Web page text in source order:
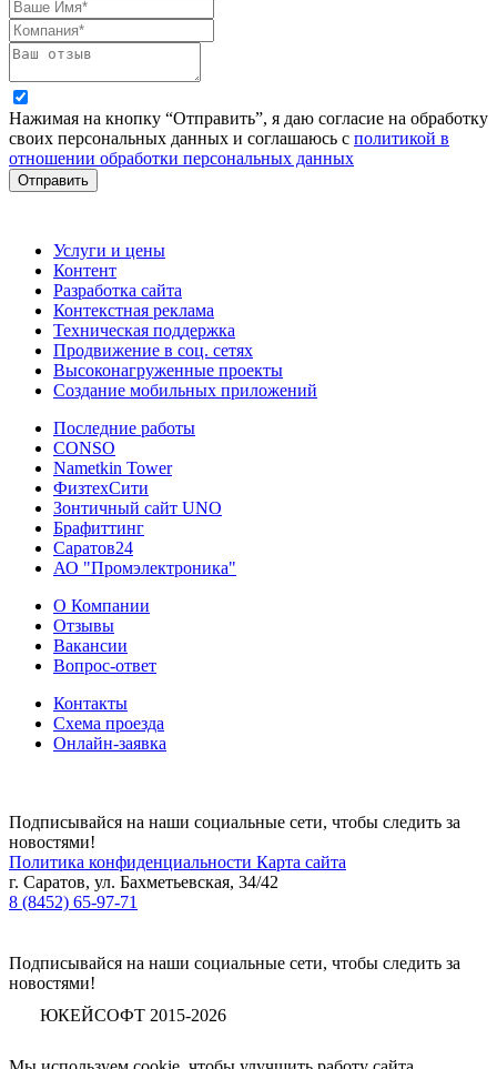
Нажимая на кнопку “Отправить”, я даю согласие на обработку
своих персональных данных и соглашаюсь с политикой в
отношении обработки персональных данных
Отправить
Услуги и цены
Контент
Разработка сайта
Контекстная реклама
Техническая поддержка
Продвижение в соц. сетях
Высоконагруженные проекты
Создание мобильных приложений
Последние работы
CONSO
Nametkin Tower
ФизтехСити
Зонтичный сайт UNO
Брафиттинг
Саратов24
АО "Промэлектроника"
О Компании
Отзывы
Вакансии
Вопрос-ответ
Контакты
Схема проезда
Онлайн-заявка
Подписывайся на наши социальные сети, чтобы следить за
новостями!
Политика конфиденциальности Карта сайта
г. Саратов, ул. Бахметьевская, 34/42
8 (8452) 65-97-71
Подписывайся на наши социальные сети, чтобы следить за
новостями!
ЮКЕЙСОФТ 2015-2026